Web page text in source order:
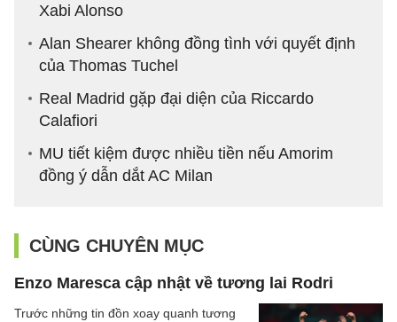
Xabi Alonso
Alan Shearer không đồng tình với quyết định
của Thomas Tuchel
Real Madrid gặp đại diện của Riccardo
Calafiori
MU tiết kiệm được nhiều tiền nếu Amorim
đồng ý dẫn dắt AC Milan
CÙNG CHUYÊN MỤC
Enzo Maresca cập nhật về tương lai Rodri
Trước những tin đồn xoay quanh tương